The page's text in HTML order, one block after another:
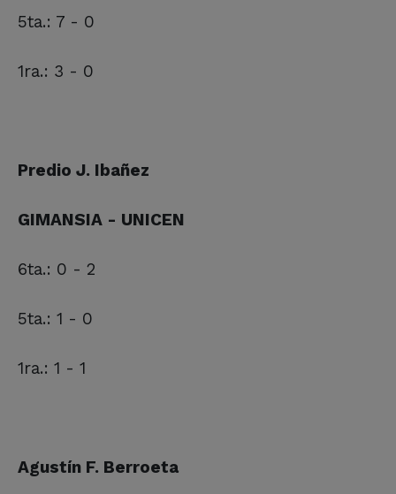
5ta.: 7 - 0
1ra.: 3 - 0
Predio J. Ibañez
GIMANSIA - UNICEN
6ta.: 0 - 2
5ta.: 1 - 0
1ra.: 1 - 1
Agustín F. Berroeta